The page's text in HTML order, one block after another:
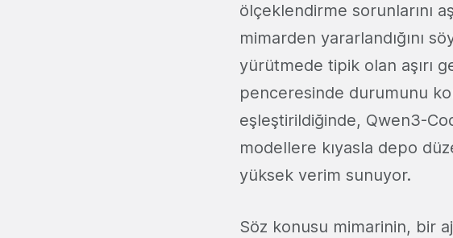
ölçeklendirme sorunlarını
mimarden yararlandığını
yürütmede tipik olan aşırı
penceresinde durumunu
eşleştirildiğinde, Qwen3-
modellere kıyasla depo
yüksek verim sunuyor.
Söz konusu mimarinin, bir